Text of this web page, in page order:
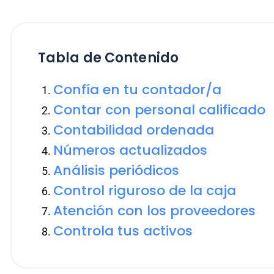
Contar con personal calificado
Contabilidad ordenada
Números actualizados
Análisis periódicos
Control riguroso de la caja
Atención con los proveedores
Controla tus activos
Es habitual que se generen discrepancias entre
momento de evaluar soluciones o caminos a seguir.